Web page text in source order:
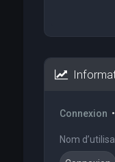
Connexion •
Nom